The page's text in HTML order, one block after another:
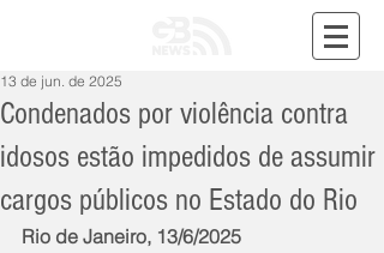
Condenados por violência contra
idosos estão impedidos de assumir
cargos públicos no Estado do Rio
13 de jun. de 2025
Rio de Janeiro, 13/6/2025